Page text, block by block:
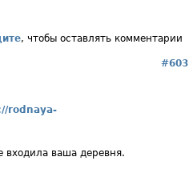
, чтобы оставлять комментарии
#603
rodnaya-
входила ваша деревня.